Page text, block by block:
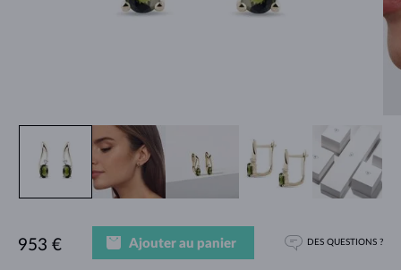
953 € Ajouter au panier DES QUESTIONS ?